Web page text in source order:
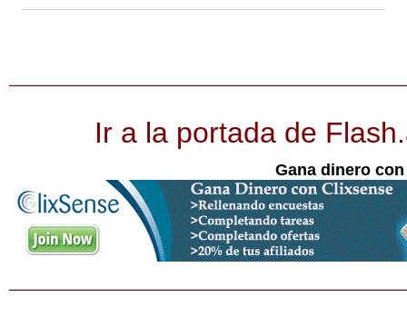
Ir a la portada de
Gana dinero con